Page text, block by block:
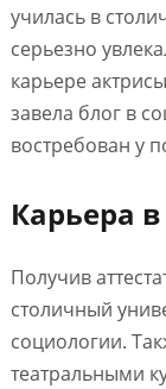
училась в
серьезно
карьере
завела блог в
востребован у
Карьера
Получив
столичный
социологии.
театральными